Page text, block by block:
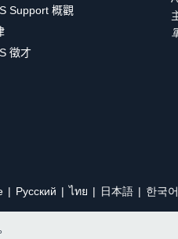
Support 概觀
徵才
Ρусский ไทย 日本語 한국어